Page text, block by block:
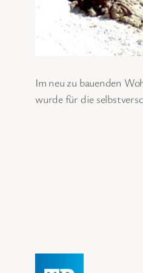
Im neu zu bauenden
wurde für die